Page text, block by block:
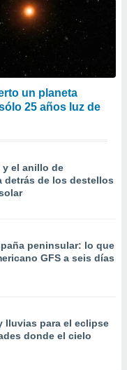
un planeta
25 años luz de
y el anillo de
detrás de los destellos
peninsular: lo que
GFS a seis días
lluvias para el eclipse
donde el cielo